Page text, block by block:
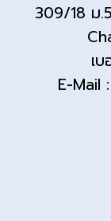
309/18 ม
เ
E-Mail